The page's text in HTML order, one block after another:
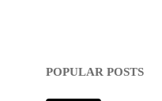
POPULAR POSTS